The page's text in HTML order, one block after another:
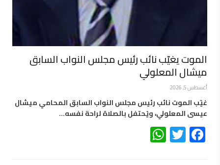
الموت يغيّب نائب رئيس مجلس النواب السابق
ميشال المعلولي
أغسطس 5, 2026
غيّب الموت نائب رئيس مجلس النواب السابق المحامي ميشال
عيسى المعلولي، ويُحتفل بالصلاة لراحة نفسه…
Facebook
Twitter